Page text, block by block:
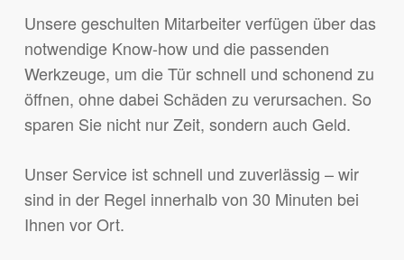
Unsere geschulten Mitarbeiter verfügen über das
notwendige Know-how und die passenden
Werkzeuge, um die Tür schnell und schonend zu
öffnen, ohne dabei Schäden zu verursachen. So
sparen Sie nicht nur Zeit, sondern auch Geld.
Unser Service ist schnell und zuverlässig – wir
sind in der Regel innerhalb von 30 Minuten bei
Ihnen vor Ort.